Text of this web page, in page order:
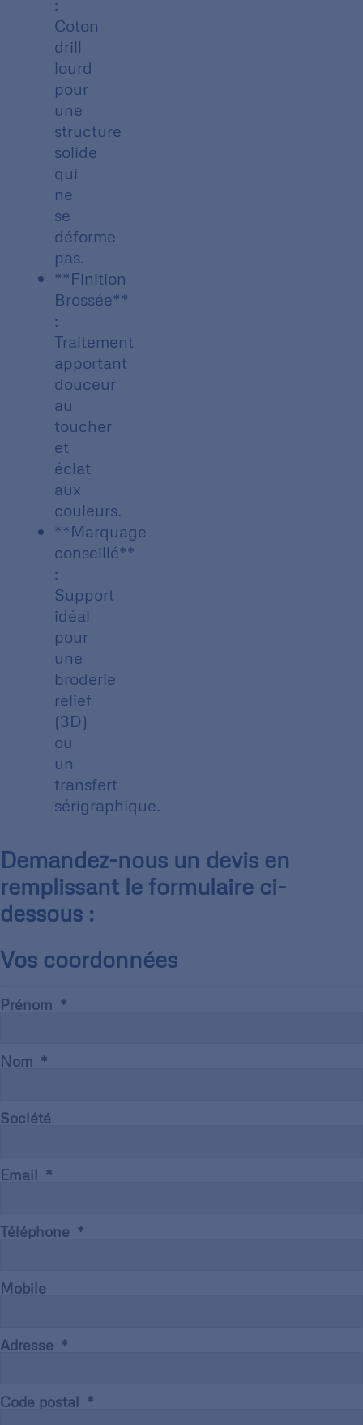
:
Coton
drill
lourd
pour
une
structure
solide
qui
ne
se
déforme
pas.
**Finition
Brossée**
:
Traitement
apportant
douceur
au
toucher
et
éclat
aux
couleurs.
**Marquage
conseillé**
:
Support
idéal
pour
une
broderie
relief
(3D)
ou
un
transfert
sérigraphique.
Demandez-nous un devis en
remplissant le formulaire ci-
dessous :
Vos coordonnées
Prénom
Nom
Société
Email
Téléphone
Mobile
Adresse
Code postal